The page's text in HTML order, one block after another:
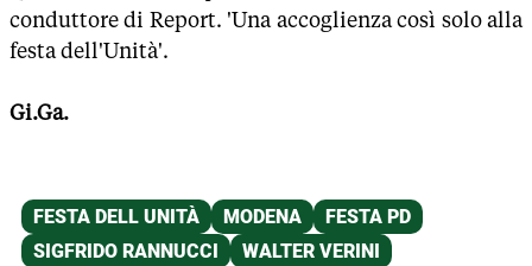
conduttore di Report. 'Una accoglienza così solo alla
festa dell'Unità'.
Gi.Ga.